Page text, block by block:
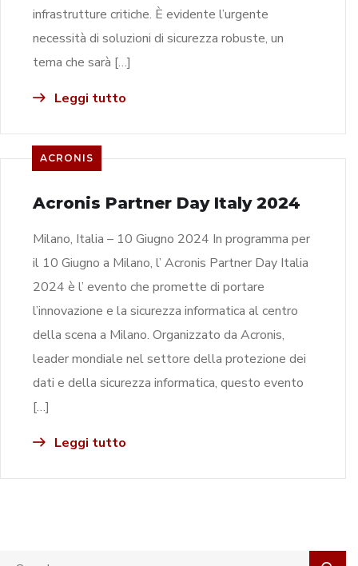
infrastrutture critiche. È evidente l’urgente
necessità di soluzioni di sicurezza robuste, un
tema che sarà […]
Leggi tutto
ACRONIS
Acronis Partner Day Italy 2024
Milano, Italia – 10 Giugno 2024 In programma per
il 10 Giugno a Milano, l’ Acronis Partner Day Italia
2024 è l’ evento che promette di portare
l’innovazione e la sicurezza informatica al centro
della scena a Milano. Organizzato da Acronis,
leader mondiale nel settore della protezione dei
dati e della sicurezza informatica, questo evento
[…]
Leggi tutto